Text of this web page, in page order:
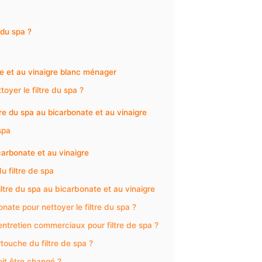
spa ?
et au vinaigre blanc ménager
le filtre du spa ?
du spa au bicarbonate et au vinaigre
et au vinaigre
filtre de spa
du spa au bicarbonate et au vinaigre
pour nettoyer le filtre du spa ?
commerciaux pour filtre de spa ?
du filtre de spa ?